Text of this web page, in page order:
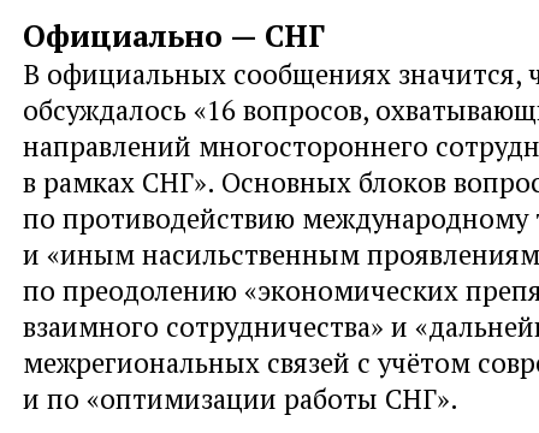
Официально — СНГ
В официальных сообщениях значится,
обсуждалось «16 вопросов,
направлений многостороннего
в рамках СНГ». Основных блоков
по противодействию международному
и «иным насильственным
по преодолению «экономических
взаимного сотрудничества» и
межрегиональных связей с учётом
и по «оптимизации работы СНГ».